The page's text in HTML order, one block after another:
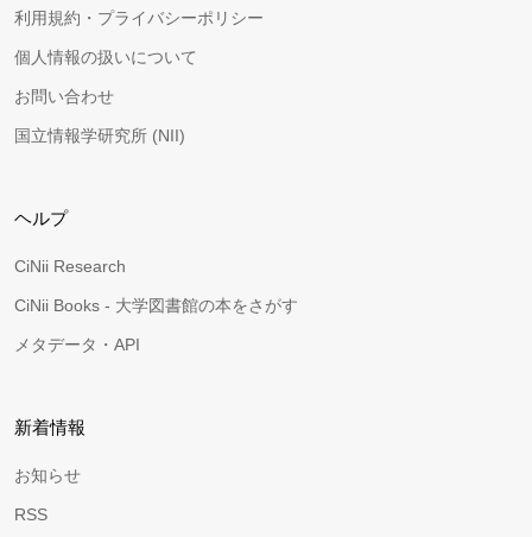
利用規約・プライバシーポリシー
個人情報の扱いについて
お問い合わせ
国立情報学研究所 (NII)
ヘルプ
CiNii Research
CiNii Books - 大学図書館の本をさがす
メタデータ・API
新着情報
お知らせ
RSS